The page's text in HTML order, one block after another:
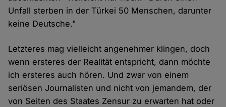
Unfall sterben in der Türkei 50 Menschen, darunter
keine Deutsche."
Letzteres mag vielleicht angenehmer klingen, doch
wenn ersteres der Realität entspricht, dann möchte
ich ersteres auch hören. Und zwar von einem
seriösen Journalisten und nicht von jemandem, der
von Seiten des Staates Zensur zu erwarten hat oder